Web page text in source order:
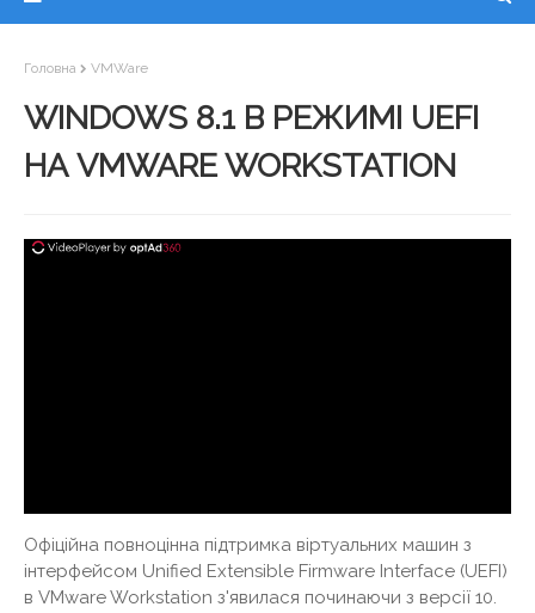
Головна VMWare
WINDOWS 8.1 В РЕЖИМІ UEFI
НА VMWARE WORKSTATION
Офіційна повноцінна підтримка віртуальних машин з
інтерфейсом Unified Extensible Firmware Interface (UEFI)
в VMware Workstation з'явилася починаючи з версії 10.